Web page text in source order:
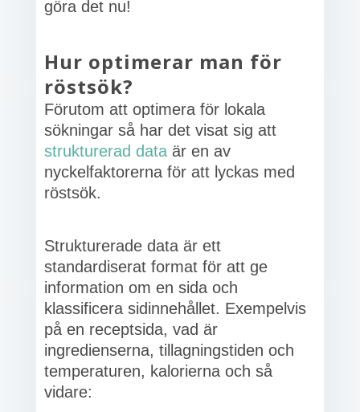
göra det nu!
Hur optimerar man för
röstsök?
Förutom att optimera för lokala
sökningar så har det visat sig att
strukturerad dataär en av
nyckelfaktorerna för att lyckas med
röstsök.
Strukturerade data är ett
standardiserat format för att ge
information om en sida och
klassificera sidinnehållet. Exempelvis
på en receptsida, vad är
ingredienserna, tillagningstiden och
temperaturen, kalorierna och så
vidare: